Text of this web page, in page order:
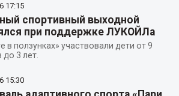
17:15
спортивный выходной
при поддержке ЛУКОЙЛа
в ползунках» участвовали дети от 9
3 лет.
15:30